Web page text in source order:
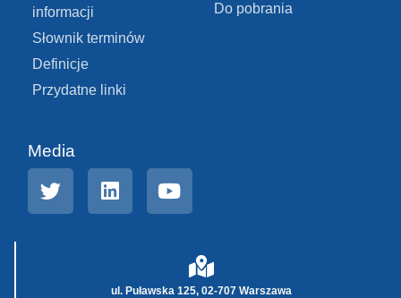
informacji
Słownik terminów
Definicje
Przydatne linki
Do pobrania
Media
ul. Puławska 125, 02-707 Warszawa